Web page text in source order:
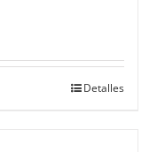
Detalles